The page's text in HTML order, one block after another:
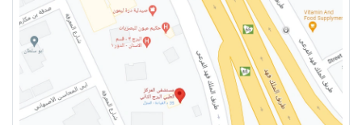
عمليات التجميل للعين